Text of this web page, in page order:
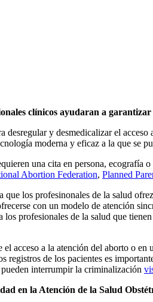
clínicos ayudaran a
desregular y desmedicalizar el
moderna y eficaz a la que
una cita en persona, ecografía
Abortion Federation, Planned
que los profesinonales de la salud
con un modelo de atención
los profesionales de la salud que
acceso a la atención del aborto o
registros de los pacientes es
interrumpir la criminalización
en la Atención de la Salud